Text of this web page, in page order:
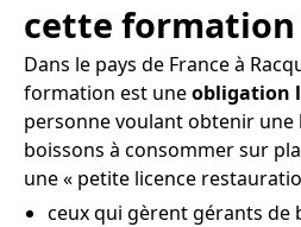
cette formation
Dans le pays de France à
formation est uneobligation
personne voulant obtenir une
boissons à consommer sur
une « petite licence
ceux qui gèrent gérants de